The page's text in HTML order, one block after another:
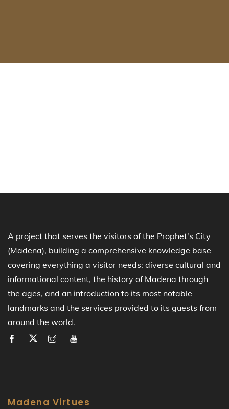
A project that serves the visitors of the Prophet's City
(Madena), building a comprehensive knowledge base
covering everything a visitor needs: diverse cultural and
informational content, the history of Madena through
the ages, and an introduction to its most notable
landmarks and the services provided to its guests from
around the world.
Madena Virtues